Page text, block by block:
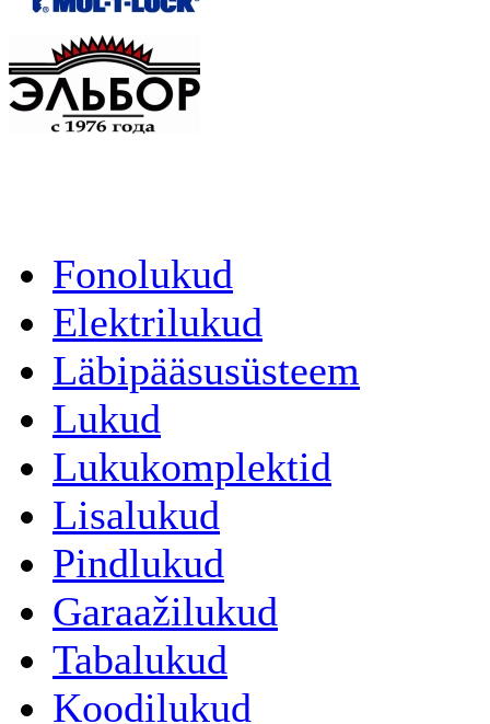
Fonolukud
Elektrilukud
Läbipääsusüsteem
Lukud
Lukukomplektid
Lisalukud
Pindlukud
Garaažilukud
Tabalukud
Koodilukud